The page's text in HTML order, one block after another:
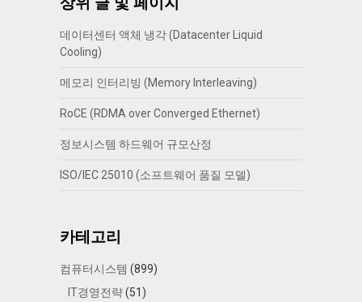
데이터센터 액체 냉각 (Datacenter Liquid
Cooling)
메모리 인터리빙 (Memory Interleaving)
RoCE (RDMA over Converged Ethernet)
정보시스템 하드웨어 규모산정
ISO/IEC 25010 (소프트웨어 품질 모델)
카테고리
컴퓨터시스템 (899)
IT경영전략(51)